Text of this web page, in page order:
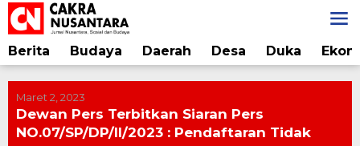
Lewati
ke
konten
Berita Budaya Daerah Desa Duka
Maret 2, 2023
Dewan Pers Terbitkan Siaran Pers
NO.07/SP/DP/II/2023 : Pendaftaran Tidak